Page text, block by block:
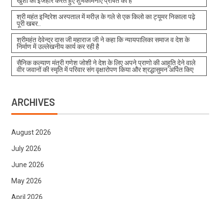
श्री महंत इन्दिरेश अस्पताल में मरीज़ के गले से एक किलो का ट्यूमर निकाला पढ़े
पूरी खबर..
श्रीमहंत देवेन्द्र दास जी महाराज जी ने कहा कि न्यायपालिका समाज व देश के
निर्माण में उल्लेखनीय कार्य कर रही है
सैनिक कल्याण मंत्री गणेश जोशी ने देश के लिए अपने प्राणो की आहूति देने वाले
वीर जवानों की स्मृति में परिवार संग वृक्षारोपण किया और श्रद्धासुमन अर्पित किए
ARCHIVES
August 2026
July 2026
June 2026
May 2026
April 2026